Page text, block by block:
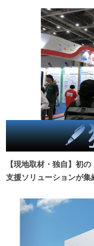
【現地取材・独自】初
支援ソリューションが集